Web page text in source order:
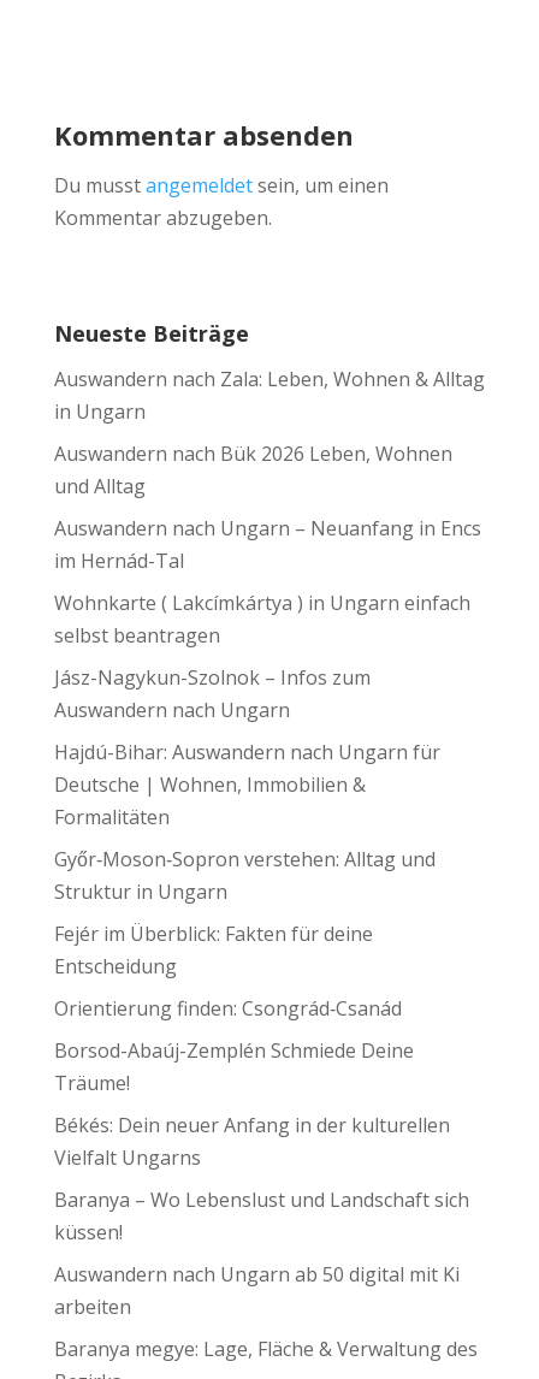
Kommentar absenden
Du musstangemeldetsein, um einen
Kommentar abzugeben.
Neueste Beiträge
Auswandern nach Zala: Leben, Wohnen & Alltag
in Ungarn
Auswandern nach Bük 2026 Leben, Wohnen
und Alltag
Auswandern nach Ungarn – Neuanfang in Encs
im Hernád-Tal
Wohnkarte ( Lakcímkártya ) in Ungarn einfach
selbst beantragen
Jász-Nagykun-Szolnok – Infos zum
Auswandern nach Ungarn
Hajdú-Bihar: Auswandern nach Ungarn für
Deutsche | Wohnen, Immobilien &
Formalitäten
Győr‑Moson‑Sopron verstehen: Alltag und
Struktur in Ungarn
Fejér im Überblick: Fakten für deine
Entscheidung
Orientierung finden: Csongrád‑Csanád
Borsod-Abaúj-Zemplén Schmiede Deine
Träume!
Békés: Dein neuer Anfang in der kulturellen
Vielfalt Ungarns
Baranya – Wo Lebenslust und Landschaft sich
küssen!
Auswandern nach Ungarn ab 50 digital mit Ki
arbeiten
Baranya megye: Lage, Fläche & Verwaltung des